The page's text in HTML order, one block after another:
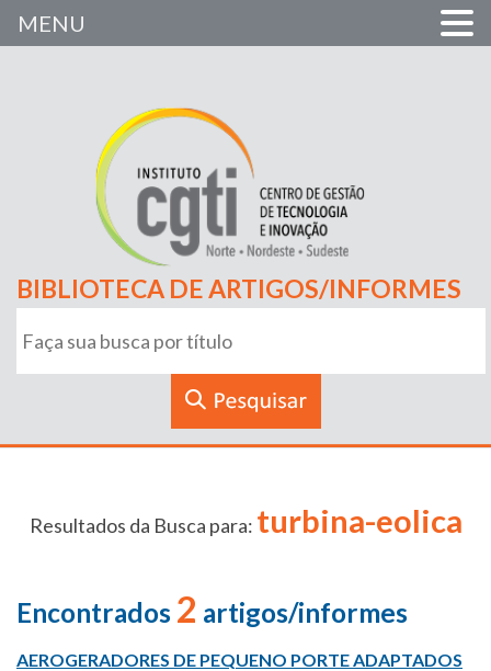
BIBLIOTECA DE ARTIGOS/INFORMES
Resultados da Busca para: turbina-eolica
Encontrados 2 artigos/informes
AEROGERADORES DE PEQUENO PORTE ADAPTADOS
MENU